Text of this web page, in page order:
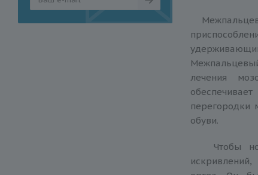
лечения
перегородки
обуви.
Чтобы